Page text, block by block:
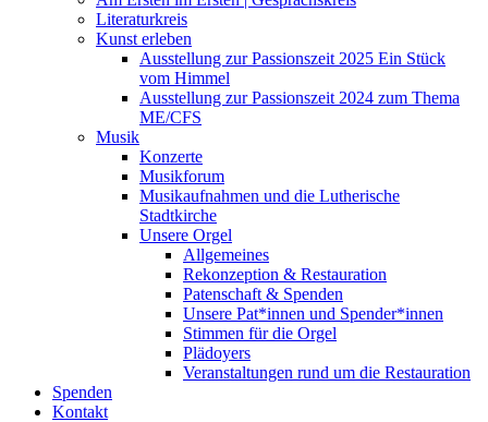
Literaturkreis
Kunst erleben
Ausstellung zur Passionszeit 2025 Ein Stück
vom Himmel
Ausstellung zur Passionszeit 2024 zum Thema
ME/CFS
Musik
Konzerte
Musikforum
Musikaufnahmen und die Lutherische
Stadtkirche
Unsere Orgel
Allgemeines
Rekonzeption & Restauration
Patenschaft & Spenden
Unsere Pat*innen und Spender*innen
Stimmen für die Orgel
Plädoyers
Veranstaltungen rund um die Restauration
Spenden
Kontakt